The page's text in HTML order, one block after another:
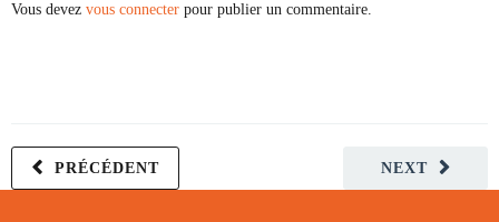
Vous devez vous connecter pour publier un commentaire.
NEXT
PRÉCÉDENT